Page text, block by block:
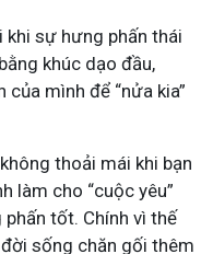
khi sự hưng phấn thái
khúc dạo đầu,
mình để “nửa kia”
thoải mái khi bạn
làm cho “cuộc yêu”
tốt. Chính vì thế
sống chăn gối thêm